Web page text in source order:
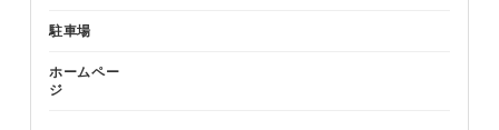
駐車場
ホームペー
ジ